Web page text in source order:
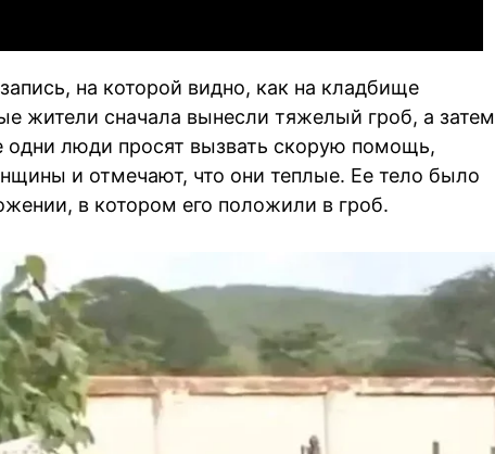
на которой видно, как на кладбище
жители сначала вынесли тяжелый гроб, а затем
одни люди просят вызвать скорую помощь,
и отмечают, что они теплые. Ее тело было
в котором его положили в гроб.